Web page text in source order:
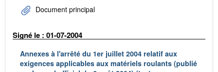
Document principal
Signé le : 01-07-2004
Annexes à l'arrêté du 1er juillet 2004 relatif aux
exigences applicables aux matériels roulants (publié